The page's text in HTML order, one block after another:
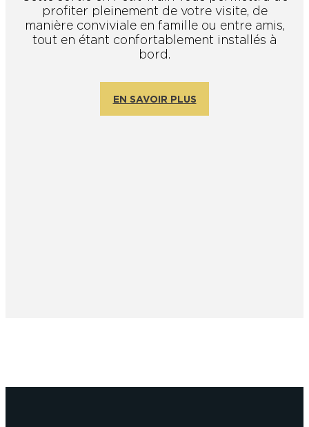
En couple En solo Épicurien En famille En groupe
JE SUIS...
profiter pleinement de votre visite, de
manière conviviale en famille ou entre amis,
tout en étant confortablement installés à
bord.
EN SAVOIR PLUS